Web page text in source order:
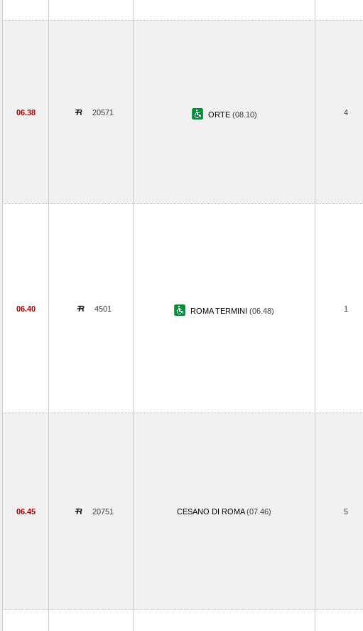
06.38 20571 ORTE (08.10) 4
06.40 4501 ROMA TERMINI (06.48) 1
06.45 20751 CESANO DI ROMA(07.46) 5